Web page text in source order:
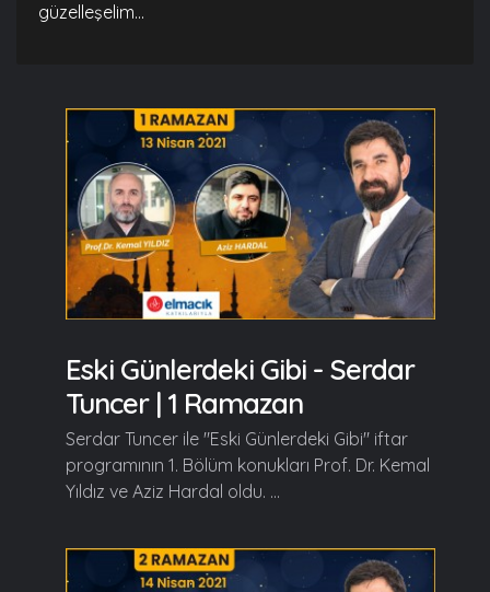
güzelleşelim...
Eski Günlerdeki Gibi - Serdar
Tuncer | 1 Ramazan
Serdar Tuncer ile "Eski Günlerdeki Gibi" iftar
programının 1. Bölüm konukları Prof. Dr. Kemal
Yıldız ve Aziz Hardal oldu. ...